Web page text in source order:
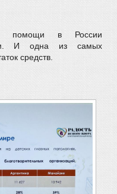
помощи в России
И одна из самых
средств.